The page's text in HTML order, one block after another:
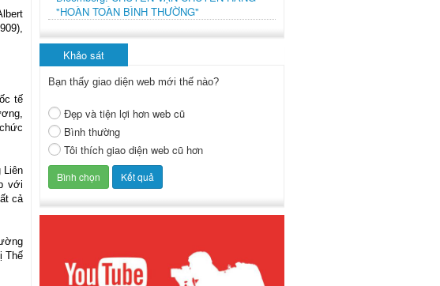
tế
Liên
với
cả
Thế
"HOÀN TOÀN BÌNH THƯỜNG"
Khảo sát
Bạn thấy giao diện web mới thế nào?
Đẹp và tiện lợi hơn web cũ
Bình thường
Tôi thích giao diện web cũ hơn